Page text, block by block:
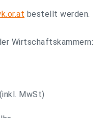
bestellt werden.
Wirtschaftskammern:
MwSt)